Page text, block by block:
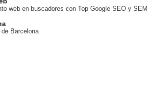
web en buscadores con Top Google SEO y SEM
Barcelona